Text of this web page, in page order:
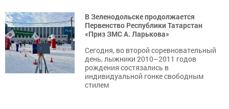
В Зеленодольске продолжается
Первенство Республики Татарстан
«Приз ЗМС А. Ларькова»
Сегодня, во второй соревновательный
день, лыжники 2010–2011 годов
рождения состязались в
индивидуальной гонке свободным
стилем